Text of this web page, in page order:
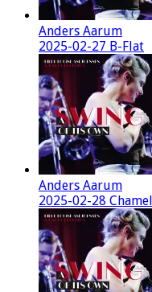
Anders Aarum
2025-02-27 B-Flat
Anders Aarum
2025-02-28